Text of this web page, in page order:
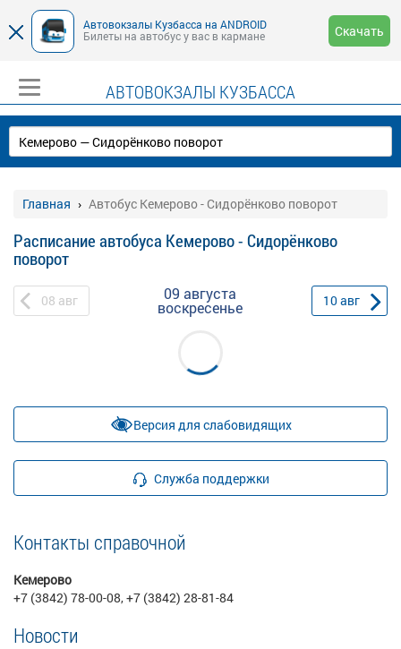
Автовокзалы Кузбасса на ANDROID
Билеты на автобус у вас в кармане
Скачать
АВТОВОКЗАЛЫ КУЗБАССА
Главная Автобус Кемерово - Сидорёнково поворот
Расписание автобуса Кемерово - Сидорёнково
поворот
08 авг 09 августа
воскресенье 10авг
Версия для слабовидящих
Служба поддержки
Контакты справочной
Кемерово
+7 (3842) 78-00-08, +7 (3842) 28-81-84
Новости